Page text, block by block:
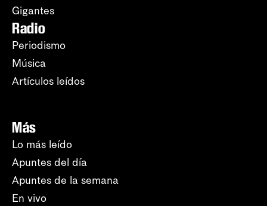
Gigantes
Radio
Periodismo
Música
Artículos leídos
Más
Lo más leído
Apuntes del día
Apuntes de la semana
En vivo